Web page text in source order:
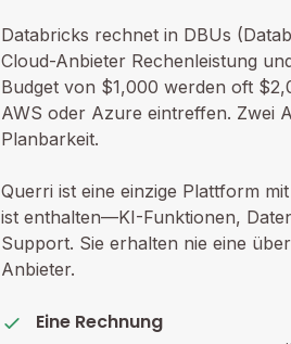
Databricks rechnet in DBUs
Cloud-Anbieter Rechenleistung
Budget von $1,000 werden oft
AWS oder Azure eintreffen. Zwei
Planbarkeit.
Querri ist eine einzige Plattform
ist enthalten—KI-Funktionen,
Support. Sie erhalten nie eine
Anbieter.
Eine Rechnung